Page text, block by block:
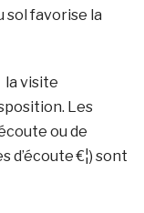
sol favorise la
la visite
Les
ou de
d’écoute €¦) sont